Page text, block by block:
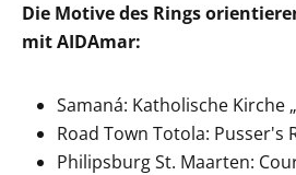
Die Motive des Rings
mit AIDAmar:
Samaná: Katholische Kirche
Road Town Totola: Pusser's
Philipsburg St. Maarten: